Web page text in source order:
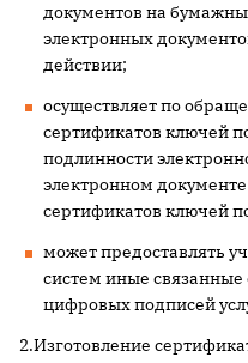
документов на
электронных
действии;
осуществляет по
сертификатов ключей
подлинности
электронном
сертификатов ключей
может предоставлять
систем иные
цифровых подписей
2.Изготовление